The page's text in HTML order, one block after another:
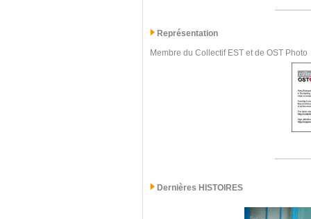
Représentation
Membre du Collectif EST et de OST Photo
Dernières HISTOIRES